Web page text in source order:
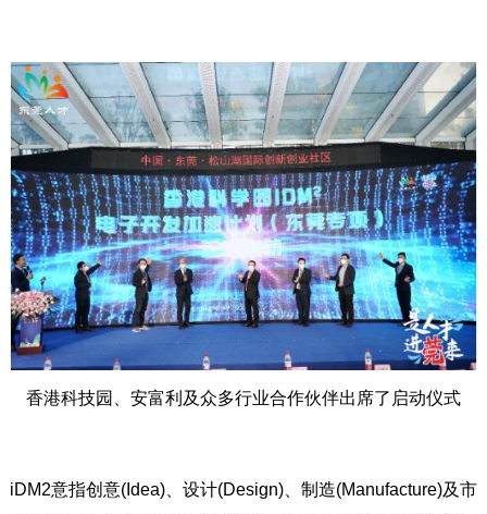
香港科技园、安富利及众多行业合作伙伴出席了启动仪式
iDM2意指创意(Idea)、设计(Design)、制造(Manufacture)及市